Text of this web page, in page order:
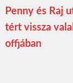
Penny és Raj
tért vissza
offjában